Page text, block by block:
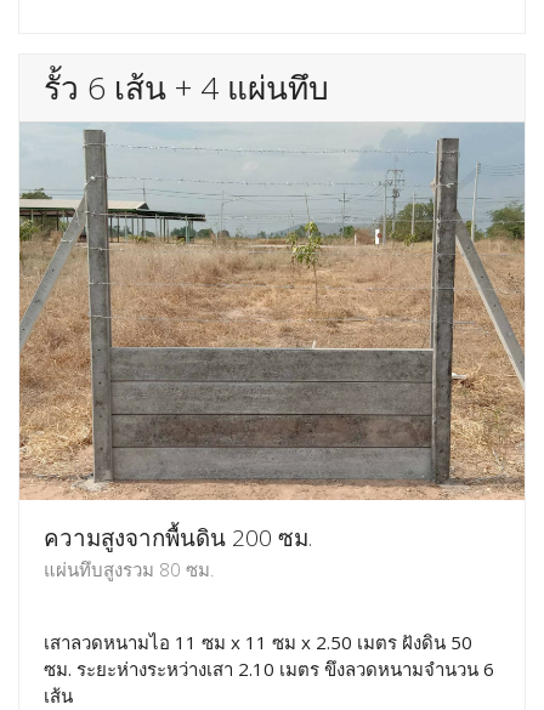
รั้ว 6 เส้น + 4 แผ่นทึบ
ความสูงจากพื้นดิน 200 ซม.
แผ่นทึบสูงรวม 80 ซม.
เสาลวดหนามไอ 11 ซม x 11 ซม x 2.50 เมตร ฝังดิน 50
ซม. ระยะห่างระหว่างเสา 2.10 เมตร ขึงลวดหนามจำนวน 6
เส้น